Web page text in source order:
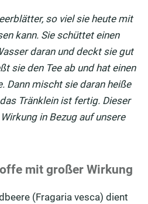
so viel sie heute mit
kann. Sie schüttet einen
daran und deckt sie gut
sie den Tee ab und hat einen
Dann mischt sie daran heiße
Tränklein ist fertig. Dieser
in Bezug auf unsere
mit großer Wirkung
(Fragaria vesca) dient